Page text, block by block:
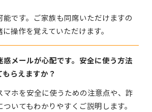
能です。ご家族も同席いただけますの
操作を覚えていただけます。
惑メールが心配です。安全に使う方法
もらえますか？
マホを安全に使うための注意点や、詐
ついてもわかりやすくご説明します。